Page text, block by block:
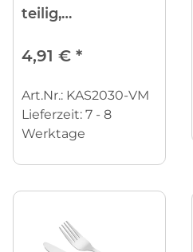
teilig,
4,91 € *
Art.Nr.: KAS2030-VM
Lieferzeit: 7 - 8
Werktage